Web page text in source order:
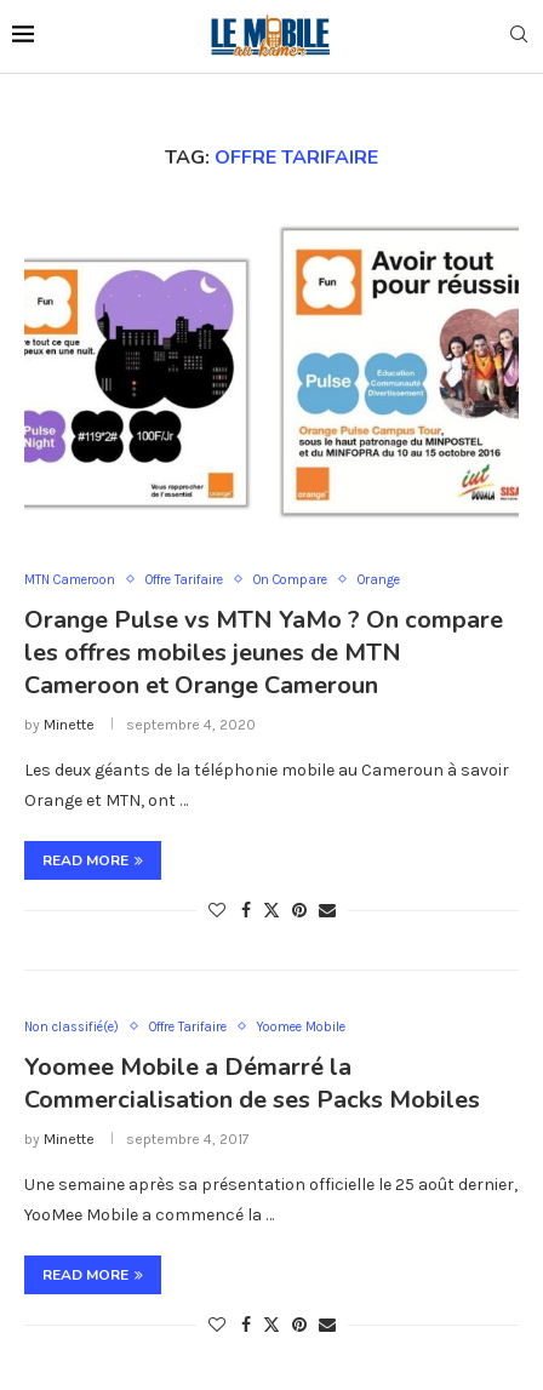
TAG: OFFRE TARIFAIRE
MTN Cameroon Offre Tarifaire On Compare Orange
Orange Pulse vs MTN YaMo ? On compare
les offres mobiles jeunes de MTN
Cameroon et Orange Cameroun
by Minette septembre 4, 2020
Les deux géants de la téléphonie mobile au Cameroun à savoir
Orange et MTN, ont …
READ MORE
Non classifié(e) Offre Tarifaire Yoomee Mobile
Yoomee Mobile a Démarré la
Commercialisation de ses Packs Mobiles
by Minette septembre 4, 2017
Une semaine après sa présentation officielle le 25 août dernier,
YooMee Mobile a commencé la …
READ MORE